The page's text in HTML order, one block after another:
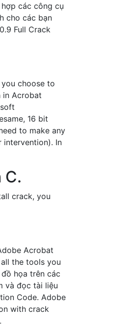
các công cụ
cho các bạn
Full Crack
choose to
in Acrobat
16 bit
to make any
intervention). In
C.
crack, you
Acrobat
the tools you
họa trên các
và đọc tài liệu
Code. Adobe
with crack